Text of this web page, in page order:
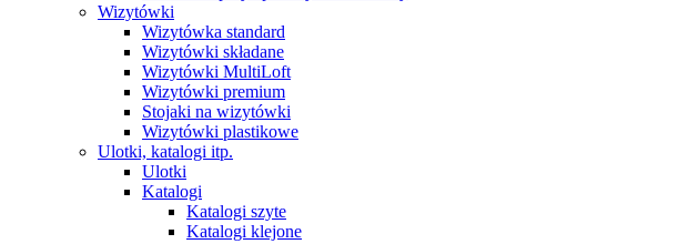
Wizytówki
Wizytówka standard
Wizytówki składane
Wizytówki MultiLoft
Wizytówki premium
Stojaki na wizytówki
Wizytówki plastikowe
Ulotki, katalogi itp.
Ulotki
Katalogi
Katalogi szyte
Katalogi klejone